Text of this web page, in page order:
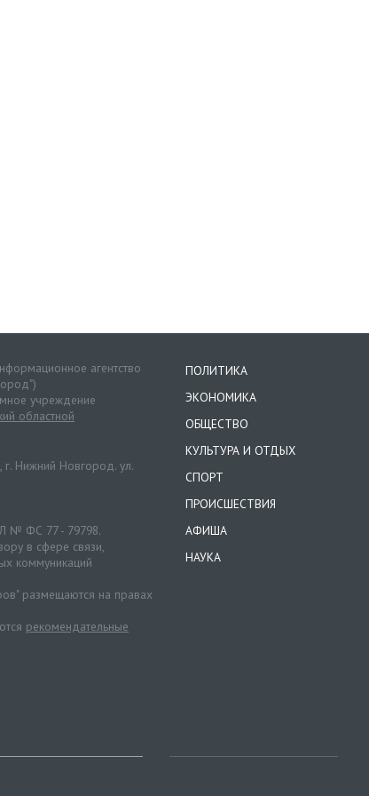
агентство
учреждение
областной
г. Нижний Новгород. ул.
№ ФС 77 - 79798.
в сфере связи,
коммуникаций
размещаются на правах
рекомендательные
ПОЛИТИКА
ЭКОНОМИКА
ОБЩЕСТВО
КУЛЬТУРА И ОТДЫХ
СПОРТ
ПРОИСШЕСТВИЯ
АФИША
НАУКА